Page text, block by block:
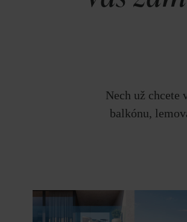
Nech už chcete
balkónu,